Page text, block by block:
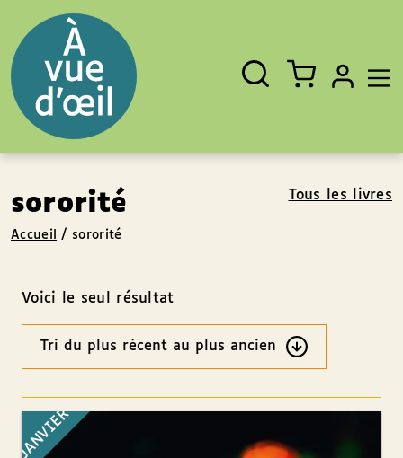
Fermer
Rechercher
un
livre,
un
auteur,
un
EAN
sororité Tous les livres
Accueil / sororité
Voici le seul résultat
Ordre
JANVIER